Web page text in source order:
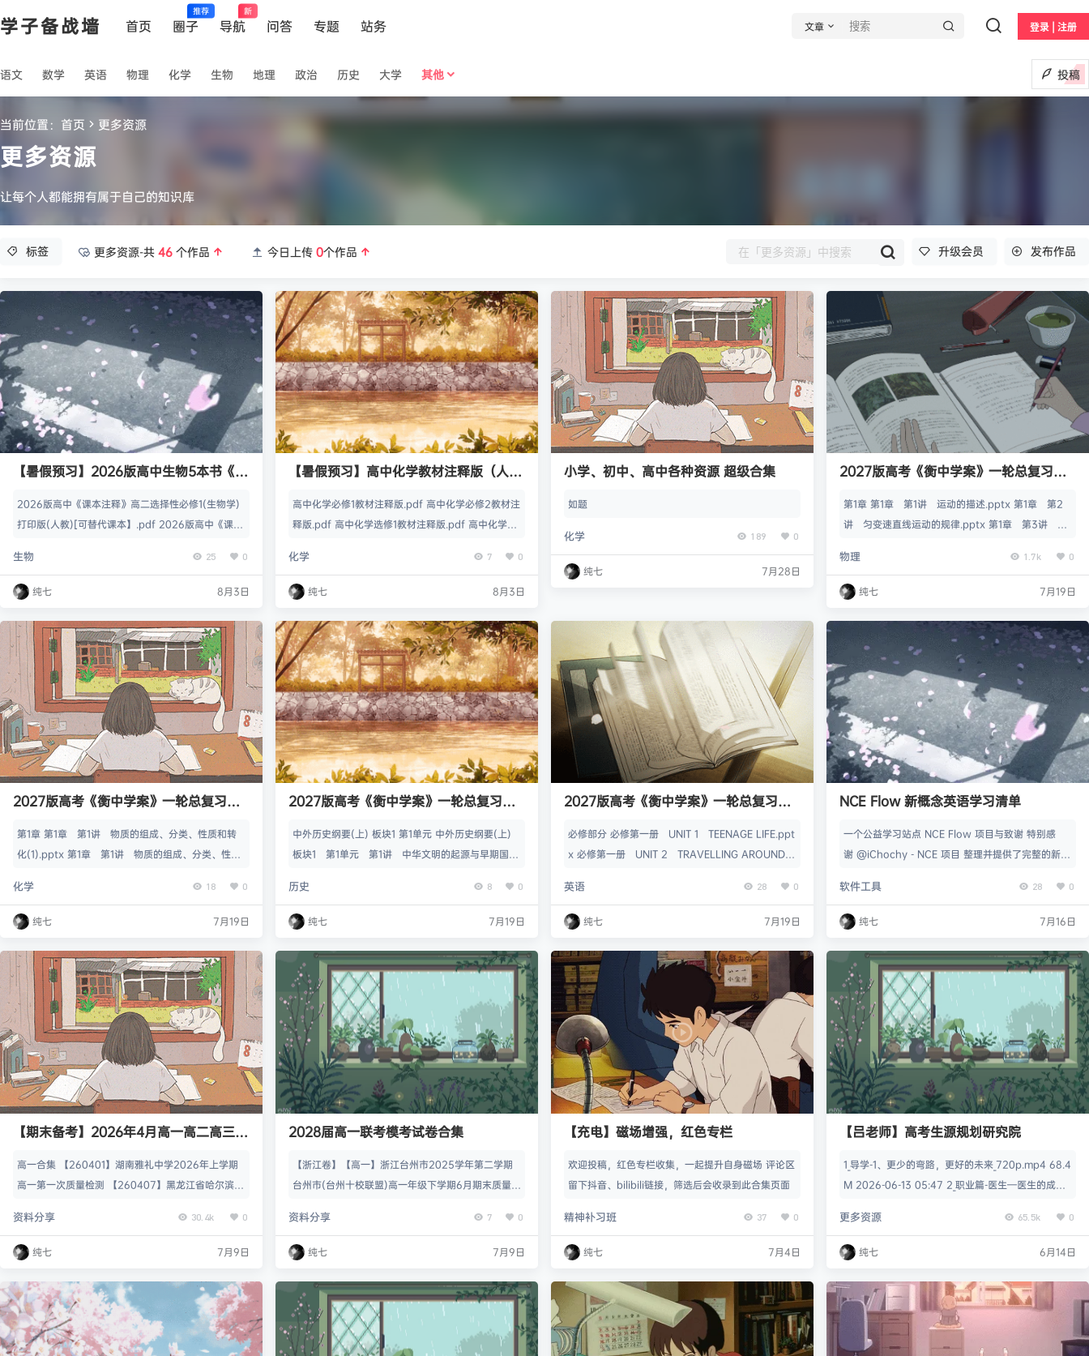
学子备战墙 首页 圈子
推荐
导航
新
问答 专题 站务 文章 登录 | 注册
语文 数学 英语 物理 化学 生物 地理 政治 历史 大学 其他 投稿
当前位置： 首页 更多资源
更多资源
让每个人都能拥有属于自己的知识库
标签 更多资源-共 46 个作品 今日上传 0个作品 升级会员 发布作品
【暑假预习】2026版高中生物5本书《课
2026版高中《课本注释》高二选择性必修1(生物学)
打印版(人教)[可替代课本】.pdf 2026版高中《课本
代课本].pdf 2026版高中《课本注释》高二选择性必
修3(生物学)打印版(人教)[可替代课本】.pdf 2026
[可替代课本】.pdf 2026版高中《课本注释》高一必
修2(生物学)…
生物 25 0
纯七 8月3日
【暑假预习】高中化学教材注释版（人教
高中化学必修1教材注释版.pdf 高中化学必修2教材注
释版.pdf 高中化学选修1教材注释版.pdf 高中化学选
化学 7 0
纯七 8月3日
小学、初中、高中各种资源 超级合集
如题
化学 189 0
纯七 7月28日
2027版高考《衡中学案》一轮总复习课
第1章 第1章 第1讲 运动的描述.pptx 第1章 第2
讲 匀变速直线运动的规律.pptx 第1章 第3讲 自
章 第4讲 运动学图像问题.pptx 第1章 第5讲
专题强化一 追及相遇问题.pptx 第1章 第6讲 实
微点突破1 借助传感器与计算机测速度.pptx 第1
章 微点突破2 自由落…
物理 1.7k 0
纯七 7月19日
2027版高考《衡中学案》一轮总复习课
第1章 第1章 第1讲 物质的组成、分类、性质和转
化(1).pptx 第1章 第1讲 物质的组成、分类、性质
x 第1章 第3讲 离子共存 离子的检验与推断.ppt
x 第1章 第4讲 氧化还原反应的基本概念.pptx 第1
第2章 第2章 第6讲 物质的量 气体摩尔体积.ppt
x 第2章 第…
化学 18 0
纯七 7月19日
2027版高考《衡中学案》一轮总复习课
中外历史纲要(上) 板块1 第1单元 中外历史纲要(上)
板块1 第1单元 第1讲 中华文明的起源与早期国家.
诸侯纷争与变法运动.pptx 中外历史纲要(上) 板块1
第1单元 第3讲 秦统一多民族封建国家的建立.p
汉与东汉——统一多民族封建国家的巩固.pptx 中外
历史纲要(上) 板块…
历史 8 0
纯七 7月19日
2027版高考《衡中学案》一轮总复习课
必修部分 必修第一册 UNIT 1 TEENAGE LIFE.ppt
x 必修第一册 UNIT 2 TRAVELLING AROUND.p
S.pptx 必修第一册 UNIT 4 NATURAL DISASTE
R.pptx 必修第一册 UNIT 5 LANGUAGES ARO
英语 28 0
纯七 7月19日
NCE Flow 新概念英语学习清单
一个公益学习站点 NCE Flow 项目与致谢 特别感
谢 @iChochy - NCE 项目 整理并提供了完整的新概
RC 字幕文件。这些宝贵的基础资源为本项目得以实
现提供了核心支持。 NCE Flow 是一个纯粹的辅助学
在此郑重承诺：本项目永久免费，且绝不添加任何形
式的商业广告。 这是一个纯公益项目…
软件工具 28 0
纯七 7月16日
【期末备考】2026年4月高一高二高三
高一合集 【260401】湖南雅礼中学2026年上学期
高一第一次质量检测 【260407】黑龙江省哈尔滨市
【260407】河南青桐鸣大联考2026年3月高一内部
训练 【260407】河南实验中学2025-2026学年高
作体2025-2026学年高一下学期4月检测 【26040
8】山东省青岛二…
资料分享 30.4k 0
纯七 7月9日
2028届高一联考模考试卷合集
【浙江卷】【高一】浙江台州市2025学年第二学期
台州市(台州十校联盟)高一年级下学期6月期末质量评
【高一】安徽省1号卷·A10联盟2025级(2028届)学
年高一上学期10月学情诊断（10.16-10.17） 全科试
年度“耀正优+”高一年级（上）期中学情检测（11.20-
11.21） 全…
资料分享 7 0
纯七 7月9日
【充电】磁场增强，红色专栏
欢迎投稿，红色专栏收集，一起提升自身磁场 评论区
留下抖音、bilibili链接，筛选后会收录到此合集页面
精神补习班 37 0
纯七 7月4日
【吕老师】高考生源规划研究院
1_导学-1、更少的弯路，更好的未来_720p.mp4 68.4
M 2026-06-13 05:47 2_职业篇-医生—医生的成长
篇-医生—不是所有专业都能成为医生_720p.mp4 5
3.9M 2026-06-13 05:47 4_职业篇-医生—医科院校
更多资源 65.5k 0
纯七 6月14日